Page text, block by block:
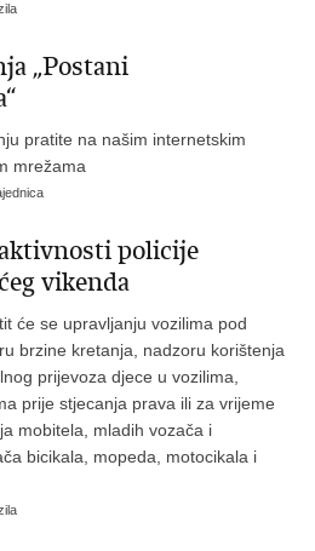
„Postani
pratite na našim internetskim
mrežama
policije
vikenda
će se upravljanju vozilima pod
brzine kretanja, nadzoru korištenja
prijevoza djece u vozilima,
prije stjecanja prava ili za vrijeme
mobitela, mladih vozača i
bicikala, mopeda, motocikala i